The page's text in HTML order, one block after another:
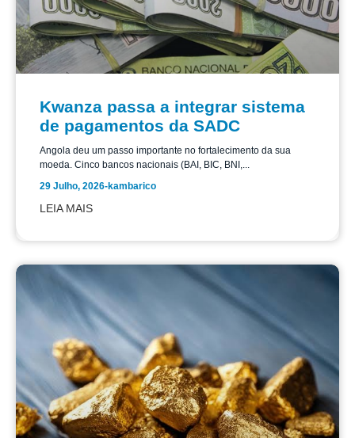
Kwanza passa a integrar sistema
de pagamentos da SADC
Angola deu um passo importante no fortalecimento da sua
moeda. Cinco bancos nacionais (BAI, BIC, BNI,...
29 Julho, 2026-kambarico
LEIA MAIS